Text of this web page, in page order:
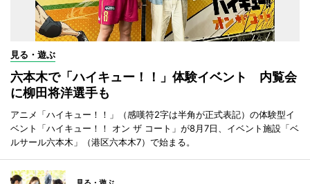
見る・遊ぶ
六本木で「ハイキュー！！」体験イベント 内覧会
に柳田将洋選手も
アニメ「ハイキュー！！」（感嘆符2字は半角が正式表記）の体験型イ
ベント「ハイキュー！！ オン ザ コート」が8月7日、イベント施設「ベ
ルサール六本木」（港区六本木7）で始まる。